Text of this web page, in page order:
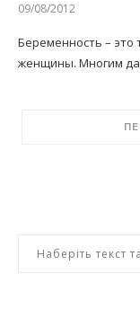
09/08/2012
Беременность –
женщины. Многим